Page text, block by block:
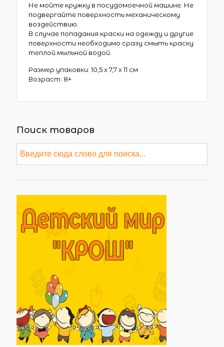
Не мойте кружку в посудомоечной машине. Не
подвергайте поверхность механическому
воздействию.
В случае попадания краски на одежду и другие
поверхности необходимо сразу смыть краску
теплой мыльной водой.
Размер упаковки: 10,5 х 7,7 х 11 см
Возраст: 8+
Поиск товаров